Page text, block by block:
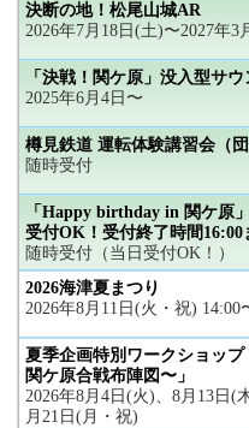
決断の地！松尾山城AR
2026年7月18日(土)〜2027年3
「決戦！関ケ原」没入型サ
2025年6月4日〜
樽見鉄道 運転体験講習会（団
随時受付
「Happy birthday in 関ケ原
受付OK！受付終了時間16:00
随時受付（当日受付OK！）
2026海津夏まつり
2026年8月11日(火・祝) 14:00
夏季企画特別ワークショッ
関ケ原合戦布陣図〜」
2026年8月4日(火)、8月13日(
月21日(月・祝)